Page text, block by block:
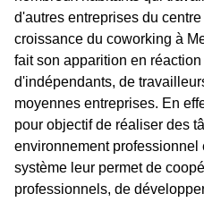
d'autres entreprises du
croissance du coworking à
fait son apparition en
d'indépendants, de
moyennes entreprises. En
pour objectif de réaliser des
environnement professionnel
système leur permet de
professionnels, de